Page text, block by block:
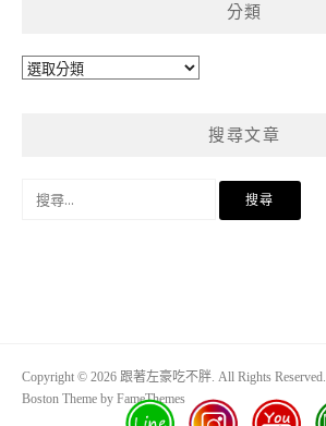
分類
分
搜尋文章
Copyright © 2026 跟著左豪吃不胖. All Rights Reserved.
Boston Theme by FameThemes